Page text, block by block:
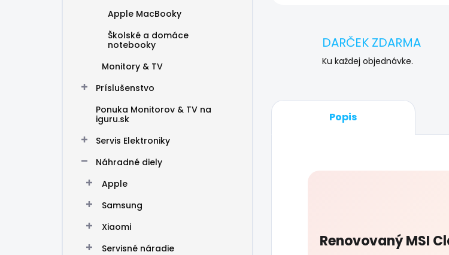
Apple MacBooky
Školské a domáce
notebooky
Monitory & TV
Príslušenstvo
Ponuka Monitorov & TV na
iguru.sk
Servis Elektroniky
Náhradné diely
Apple
Samsung
Xiaomi
Servisné náradie
DARČEK ZDARMA
Ku každej objednávke.
Popis
Renovovaný MSI